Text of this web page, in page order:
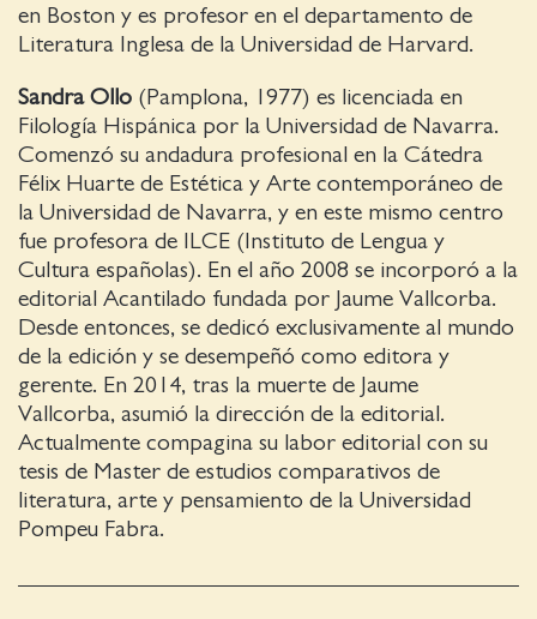
en Boston y es profesor en el departamento de
Literatura Inglesa de la Universidad de Harvard.
Sandra Ollo (Pamplona, 1977) es licenciada en
Filología Hispánica por la Universidad de Navarra.
Comenzó su andadura profesional en la Cátedra
Félix Huarte de Estética y Arte contemporáneo de
la Universidad de Navarra, y en este mismo centro
fue profesora de ILCE (Instituto de Lengua y
Cultura españolas). En el año 2008 se incorporó a la
editorial Acantilado fundada por Jaume Vallcorba.
Desde entonces, se dedicó exclusivamente al mundo
de la edición y se desempeñó como editora y
gerente. En 2014, tras la muerte de Jaume
Vallcorba, asumió la dirección de la editorial.
Actualmente compagina su labor editorial con su
tesis de Master de estudios comparativos de
literatura, arte y pensamiento de la Universidad
Pompeu Fabra.